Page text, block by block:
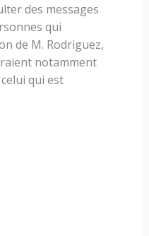
des messages
qui
de M. Rodriguez,
notamment
qui est